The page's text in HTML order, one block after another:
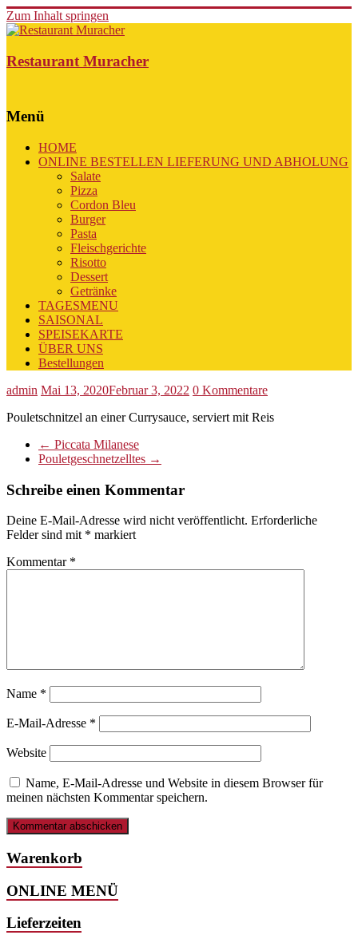
Zum Inhalt springen
Restaurant Muracher
Menü
HOME
ONLINE BESTELLEN LIEFERUNG UND ABHOLUNG
Salate
Pizza
Cordon Bleu
Burger
Pasta
Fleischgerichte
Risotto
Dessert
Getränke
TAGESMENU
SAISONAL
SPEISEKARTE
ÜBER UNS
Bestellungen
admin Mai 13, 2020Februar 3, 2022 0 Kommentare
Pouletschnitzel an einer Currysauce, serviert mit Reis
← Piccata Milanese
Pouletgeschnetzelltes →
Schreibe einen Kommentar
Deine E-Mail-Adresse wird nicht veröffentlicht. Erforderliche
Felder sind mit * markiert
Kommentar *
Name *
E-Mail-Adresse *
Website
Name, E-Mail-Adresse und Website in diesem Browser für
meinen nächsten Kommentar speichern.
Warenkorb
ONLINE MENÜ
Lieferzeiten